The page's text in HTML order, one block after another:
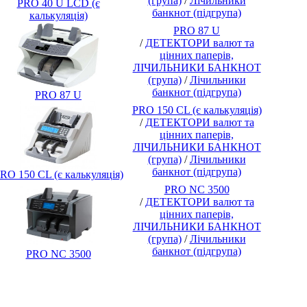
PRO 40 U LCD (є
калькуляція)
банкнот (підгрупа)
PRO 87 U
PRO 87 U
/ ДЕТЕКТОРИ валют та
цінних паперів,
ЛІЧИЛЬНИКИ БАНКНОТ
(група)/Лічильники
банкнот (підгрупа)
150 CL (є калькуляція)
PRO 150 CL (є калькуляція)
/ ДЕТЕКТОРИ валют та
цінних паперів,
ЛІЧИЛЬНИКИ БАНКНОТ
(група)/Лічильники
банкнот (підгрупа)
PRO NC 3500
PRO NC 3500
/ ДЕТЕКТОРИ валют та
цінних паперів,
ЛІЧИЛЬНИКИ БАНКНОТ
(група)/Лічильники
банкнот (підгрупа)